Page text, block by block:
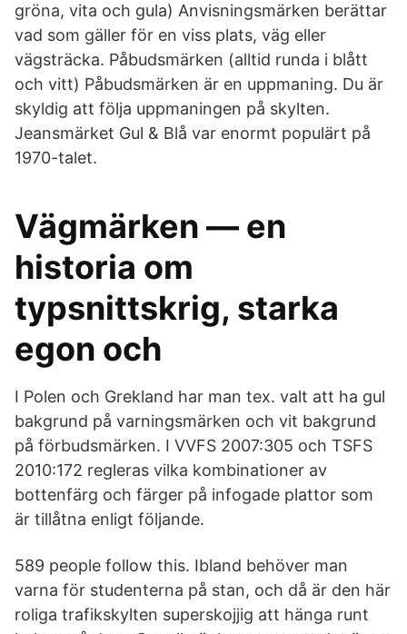
gröna, vita och gula) Anvisningsmärken berättar
vad som gäller för en viss plats, väg eller
vägsträcka. Påbudsmärken (alltid runda i blått
och vitt) Påbudsmärken är en uppmaning. Du är
skyldig att följa uppmaningen på skylten.
Jeansmärket Gul & Blå var enormt populärt på
1970-talet.
Vägmärken — en
historia om
typsnittskrig, starka
egon och
I Polen och Grekland har man tex. valt att ha gul
bakgrund på varningsmärken och vit bakgrund
på förbudsmärken. I VVFS 2007:305 och TSFS
2010:172 regleras vilka kombinationer av
bottenfärg och färger på infogade plattor som
är tillåtna enligt följande.
589 people follow this. Ibland behöver man
varna för studenterna på stan, och då är den här
roliga trafikskylten superskojjig att hänga runt